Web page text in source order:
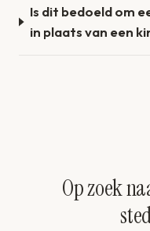
Is dit bedoeld om
in plaats van een
Op zoek